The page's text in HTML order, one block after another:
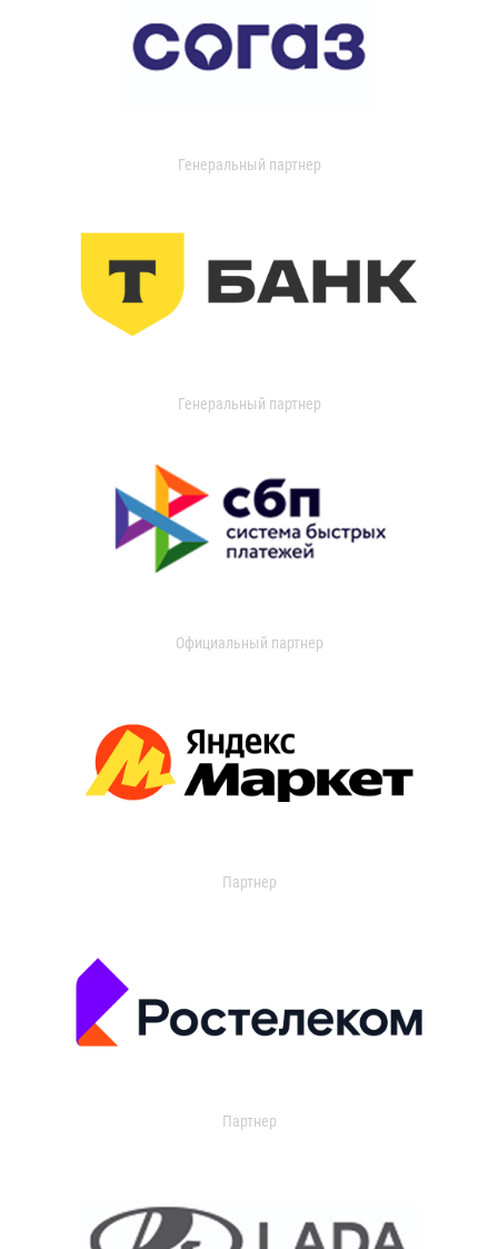
Генеральный партнер
Генеральный партнер
Официальный партнер
Партнер
Партнер